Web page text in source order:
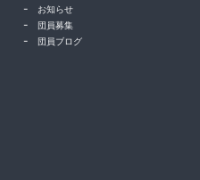
お知らせ
団員募集
団員ブログ